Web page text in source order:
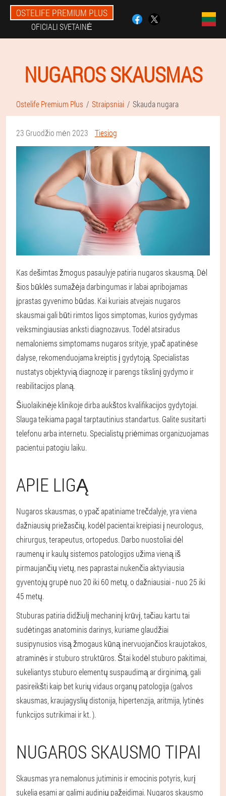
OSTELIFE PREMIUM PLUS
OFICIALI SVETAINĖ
NUGAROS SKAUSMAS
Ostelife Premium Plus Straipsniai Skauda nugara
23 Gruodžio mėn 2023 Tiesiog
Kas dešimtas žmogus pasaulyje patiria nugaros skausmą. Dėl
šios būklės sumažėja darbingumas ir labai apribojamas
įprastas gyvenimo būdas. Kai kuriais atvejais nugaros
skausmai gali būti rimtos ligos simptomas, kurios gydymas
veiksmingiausias anksti diagnozavus. Todėl atsiradus
nemaloniems simptomams nugaros srityje, ypač apatinėse
dalyse, rekomenduojama kreiptis į gydytoją. Specialistas
nustatys objektyvią diagnozę ir parengs tikslinį gydymo ir
reabilitacijos planą.
Šiuolaikinėje klinikoje dirba aukštos kvalifikacijos gydytojai.
Slauga teikiama pagal tarptautinius standartus. Galite susitarti
telefonu arba internetu. Specialistų priėmimas organizuojamas
pacientui patogiu laiku.
APIE LIGĄ
Nugaros skausmas, o ypač apatiniame trečdalyje, yra viena
dažniausių priežasčių, kodėl pacientai kreipiasi į neurologus,
chirurgus, terapeutus, ortopedus. Darbo nuostoliai dėl
raumenų ir kaulų sistemos patologijos užima vieną iš
pirmaujančių vietų, nes paprastai nukenčia aktyviausia
gyventojų grupė nuo 20 iki 60 metų, o dažniausiai - nuo 25 iki
45 metų.
Stuburas patiria didžiulį mechaninį krūvį, tačiau kartu tai
sudėtingas anatominis darinys, kuriame glaudžiai
susipynusios visą žmogaus kūną inervuojančios kraujotakos,
atraminės ir stuburo struktūros. Štai kodėl stuburo pakitimai,
sukeliantys stuburo elementų suspaudimą ar dirginimą, gali
pasireikšti kaip bet kurių vidaus organų patologija (galvos
skausmas, kraujagyslių distonija, hipertenzija, aritmija, lytinės
funkcijos sutrikimai ir kt. ).
NUGAROS SKAUSMO TIPAI
Skausmas yra nemalonus jutiminis ir emocinis potyris, kurį
sukelia esami ar galimi audinių pažeidimai. Nugaros skausmo